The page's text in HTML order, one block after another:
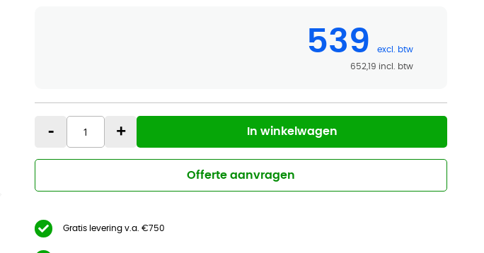
539
652,19
- + In winkelwagen
Offerte aanvragen
Gratis levering v.a. €750